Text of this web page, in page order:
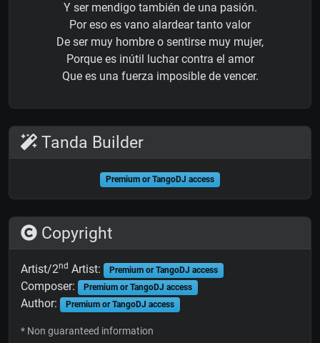
Y ser mendigo también de una pasión.
Por eso es vano alardear tanto valor
De ser muy hombre o sentirse muy mujer,
Porque es inútil luchar contra el amor
Que es una fuerza imposible de vencer.
Tanda Builder
Premium or TangoDJ access
Copyright
Artist/2nd Artist: Premium or TangoDJ access
Composer: Premium or TangoDJ access
Author: Premium or TangoDJ access
* Non guaranteed information